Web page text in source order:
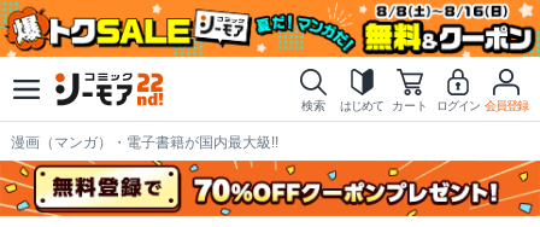
検索 はじめて カート ログイン 会員登録
漫画（マンガ）・電子書籍が国内最大級!!